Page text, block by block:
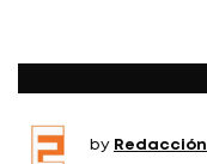
by Redacción